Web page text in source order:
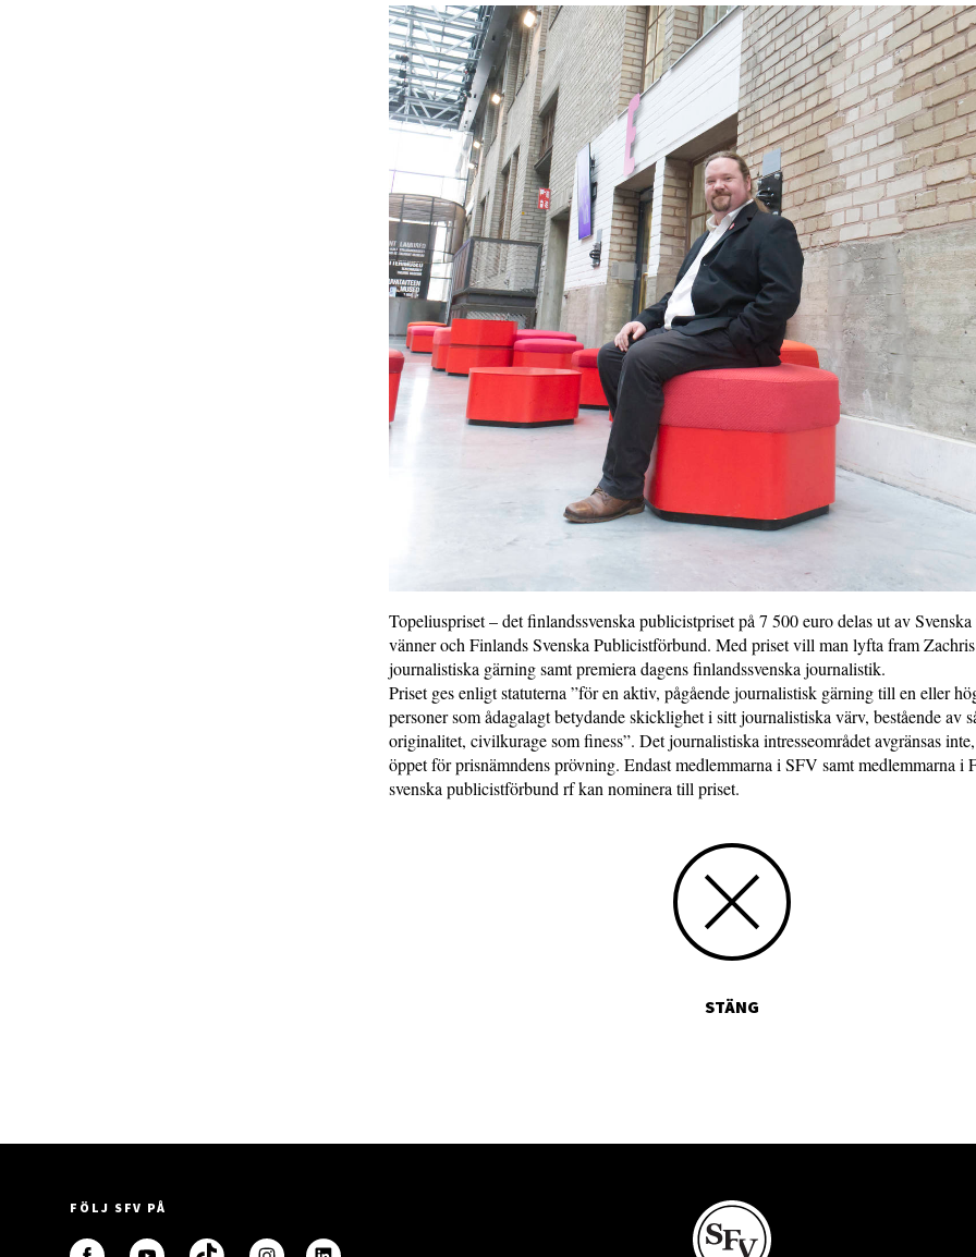
Topeliuspriset – det finlandssvenska publicistpriset på 7 500 euro delas ut av
vänner och Finlands Svenska Publicistförbund. Med priset vill man lyfta fram
journalistiska gärning samt premiera dagens finlandssvenska journalistik.
Priset ges enligt statuterna ”för en aktiv, pågående journalistisk gärning till en eller
personer som ådagalagt betydande skicklighet i sitt journalistiska värv, bestående av
originalitet, civilkurage som finess”. Det journalistiska intresseområdet avgränsas
öppet för prisnämndens prövning. Endast medlemmarna i SFV samt medlemmarna i
svenska publicistförbund rf kan nominera till priset.
STÄNG
FÖLJ SFV PÅ